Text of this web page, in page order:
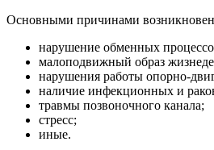
Основными причинами
нарушение обменных
малоподвижный образ
нарушения работы опорно-
наличие инфекционных и
травмы позвоночного канала;
стресс;
иные.